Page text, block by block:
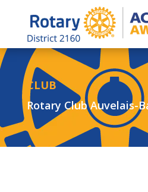
CLUB
Rotary Club Auvelais-